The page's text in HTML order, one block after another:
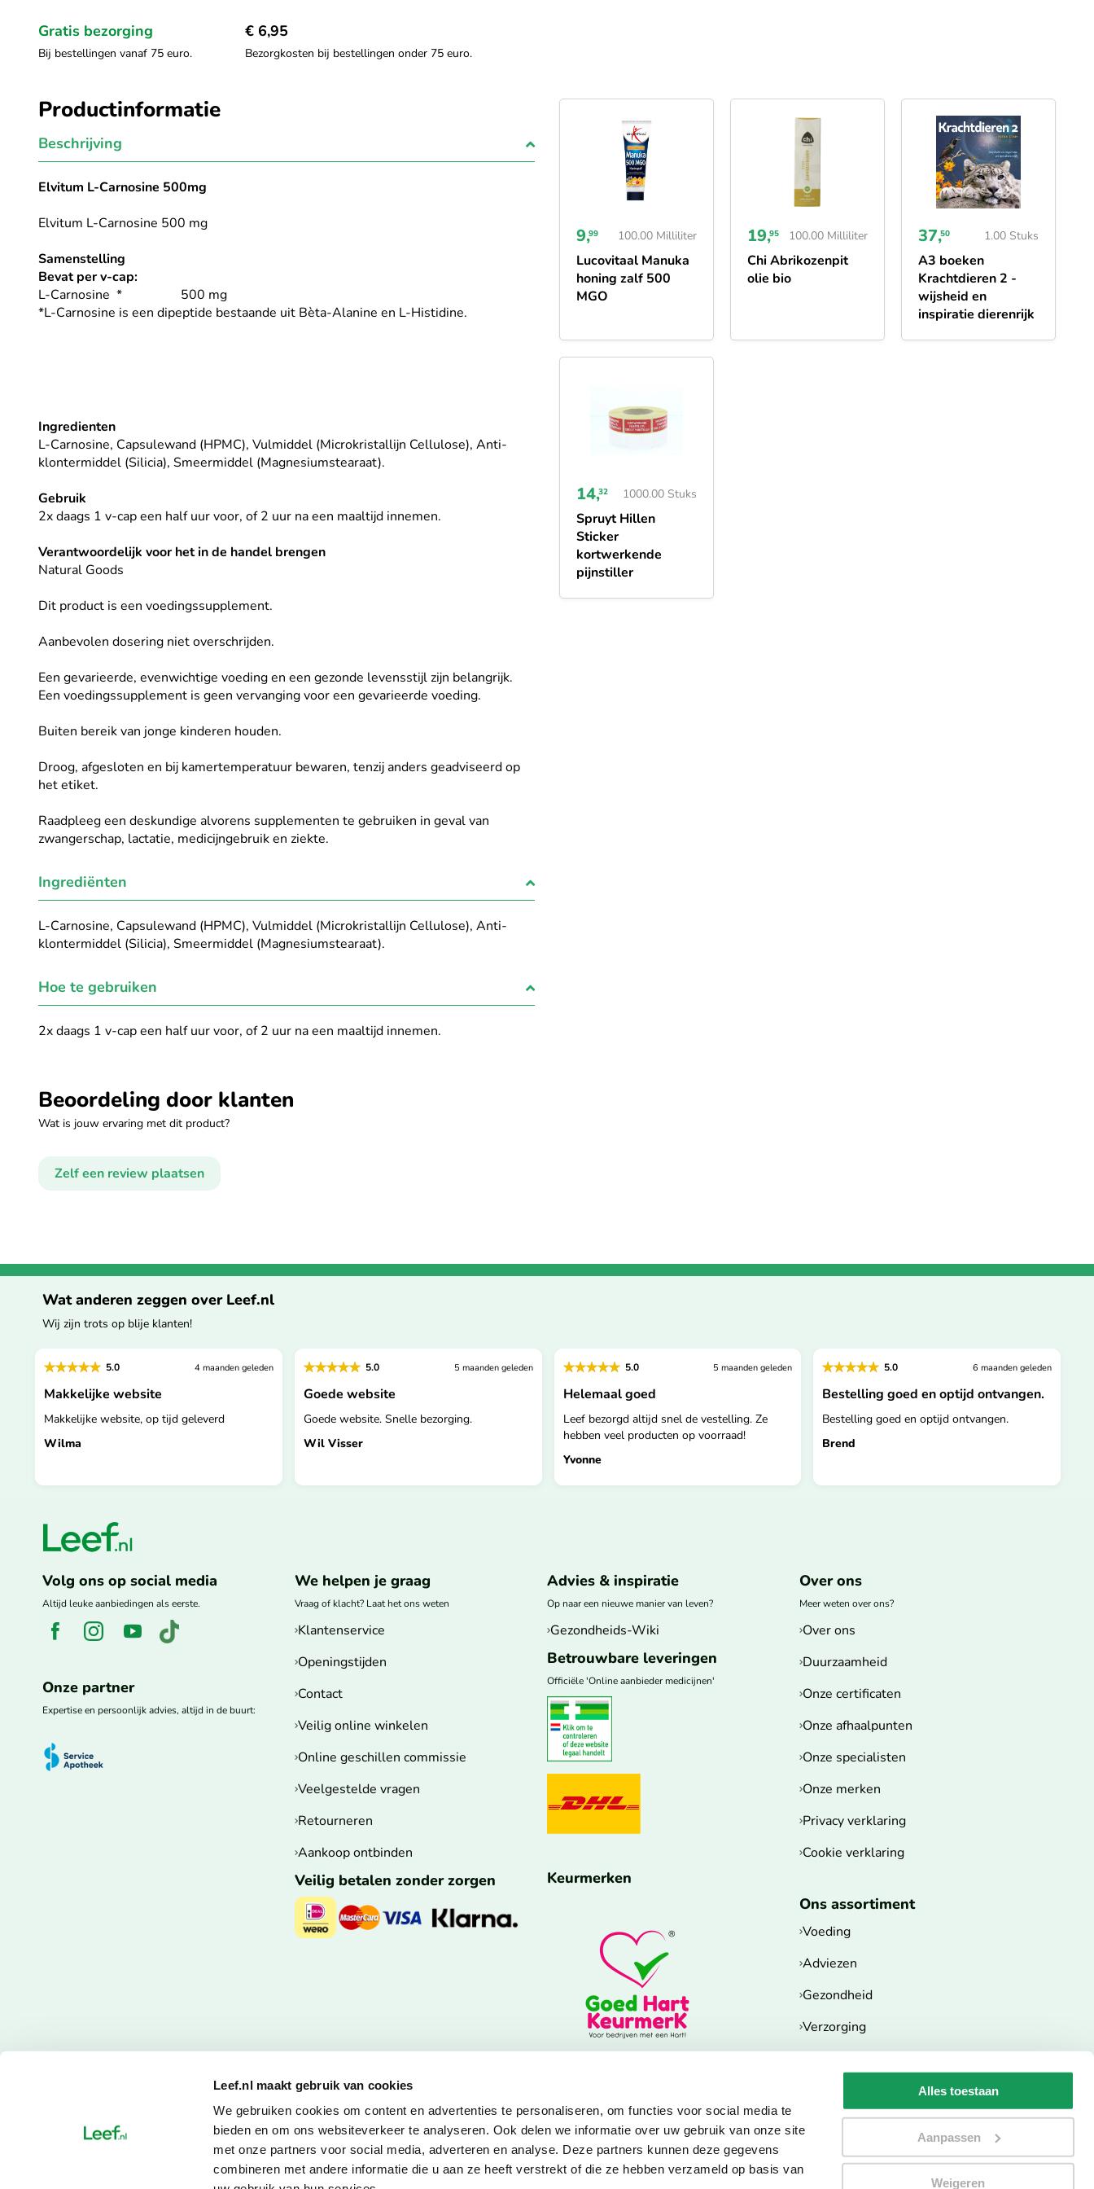
Leef.nl maakt gebruik van cookies
We gebruiken cookies om content en advertenties te personaliseren, om functies voor social media te
bieden en om ons websiteverkeer te analyseren. Ook delen we informatie over uw gebruik van onze site
met onze partners voor social media, adverteren en analyse. Deze partners kunnen deze gegevens
combineren met andere informatie die u aan ze heeft verstrekt of die ze hebben verzameld op basis van
Alles toestaan
Aanpassen
Weigeren
afbeeldingen-
gallerij
Gratis bezorging
Bij bestellingen vanaf 75 euro.
€ 6,95
Bezorgkosten bij bestellingen onder 75 euro.
Productinformatie
Beschrijving
Elvitum L-Carnosine 500mg
Elvitum L-Carnosine 500 mg
Samenstelling
Bevat per v-cap:
L-Carnosine * 500 mg
*L-Carnosine is een dipeptide bestaande uit Bèta-Alanine en L-Histidine.
Ingredienten
L-Carnosine, Capsulewand (HPMC), Vulmiddel (Microkristallijn Cellulose), Anti-
klontermiddel (Silicia), Smeermiddel (Magnesiumstearaat).
Gebruik
2x daags 1 v-cap een half uur voor, of 2 uur na een maaltijd innemen.
Verantwoordelijk voor het in de handel brengen
Natural Goods
Dit product is een voedingssupplement.
Aanbevolen dosering niet overschrijden.
Een gevarieerde, evenwichtige voeding en een gezonde levensstijl zijn belangrijk.
Een voedingssupplement is geen vervanging voor een gevarieerde voeding.
Buiten bereik van jonge kinderen houden.
Droog, afgesloten en bij kamertemperatuur bewaren, tenzij anders geadviseerd op
het etiket.
Raadpleeg een deskundige alvorens supplementen te gebruiken in geval van
zwangerschap, lactatie, medicijngebruik en ziekte.
Ingrediënten
L-Carnosine, Capsulewand (HPMC), Vulmiddel (Microkristallijn Cellulose), Anti-
klontermiddel (Silicia), Smeermiddel (Magnesiumstearaat).
Hoe te gebruiken
2x daags 1 v-cap een half uur voor, of 2 uur na een maaltijd innemen.
Beoordeling door klanten
Wat is jouw ervaring met dit product?
Zelf een review plaatsen
Lucovitaal Manuka
honing zalf 500
MGO
9,99 100.00 Milliliter
Chi Abrikozenpit
olie bio
19,95 100.00 Milliliter
A3 boeken
Krachtdieren 2 -
wijsheid en
inspiratie dierenrijk
37,50 1.00 Stuks
Spruyt Hillen
Sticker
kortwerkende
pijnstiller
14,32 1000.00 Stuks
Wat anderen zeggen over Leef.nl
Wij zijn trots op blije klanten!
5.0 4 maanden geleden
Makkelijke website
Makkelijke website, op tijd geleverd
Wilma
5.0 5 maanden geleden
Goede website
Goede website. Snelle bezorging.
Wil Visser
5.0 5 maanden geleden
Helemaal goed
Leef bezorgd altijd snel de vestelling. Ze
hebben veel producten op voorraad!
Yvonne
5.0 6 maanden geleden
Bestelling goed en optijd ontvangen.
Bestelling goed en optijd ontvangen.
Brend
Volg ons op social media
Altijd leuke aanbiedingen als eerste.
Onze partner
Expertise en persoonlijk advies, altijd in de buurt:
We helpen je graag
Vraag of klacht? Laat het ons weten
Klantenservice
Openingstijden
Contact
Veilig online winkelen
Online geschillen commissie
Veelgestelde vragen
Retourneren
Aankoop ontbinden
Veilig betalen zonder zorgen
Advies & inspiratie
Op naar een nieuwe manier van leven?
Gezondheids-Wiki
Betrouwbare leveringen
Officiële 'Online aanbieder medicijnen'
Keurmerken
Over ons
Meer weten over ons?
Over ons
Duurzaamheid
Onze certificaten
Onze afhaalpunten
Onze specialisten
Onze merken
Privacy verklaring
Cookie verklaring
Ons assortiment
Voeding
Adviezen
Gezondheid
Verzorging
Dieren
Overige